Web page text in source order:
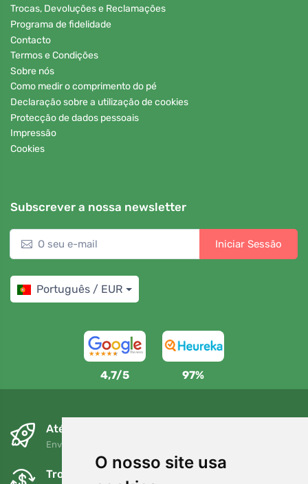
O nosso site usa
Trocas, Devoluções e Reclamações
Programa de fidelidade
Contacto
Termos e Condições
Sobre nós
Como medir o comprimento do pé
Declaração sobre a utilização de cookies
Protecção de dados pessoais
Impressão
Cookies
Subscrever a nossa newsletter
Iniciar Sessão
Português / EUR
4,7/5 97%
Até ao dia seguinte e sem custos
Envio gratuito para encomendas superiores a 80 EUR
Trocas e devoluções gratuitas